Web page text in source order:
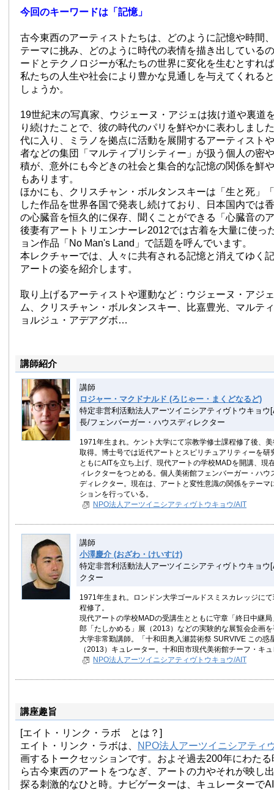
今回のキーワードは「記憶」
古今東西のアーティストたちは、どのように記憶や時間
テーマに挑み、どのように時代の表情を描き出している
ードとテクノロジーが私たちの世界に変化を生むとすれ
私たちの人生や社会により豊かな見通しを与えてくれる
しょうか。
19世紀末の写真家、ウジェーヌ・アジェは抜け道や裏道
り続けたことで、彼の時代のパリを鮮やかに表わしまし
代に入り、ミラノを拠点に活動を展開するアーティスト
者などの集団「マルティプリシティー」が扱う個人の密
積が、意外にも今どきの社会と集合的な記憶の関係を鮮
もあります。
ほかにも、クリスチャン・ボルタンスキーは「生と死」
した作品を世界各国で発表し続けており、日本国内では
の心臓音を恒久的に保存、聞くことができる「心臓音の
後妻有アートトリエンナーレ2012では古着を大量に使っ
ョン作品「No Man's Land」で話題を呼んでいます。
本レクチャーでは、人々に共有される記憶と消えてゆく
アートの姿を紹介します。
取り上げるアーティストや運動など：ウジェーヌ・アジ
ム、クリスチャン・ボルタンスキー、比嘉豊光、マルテ
ョルジュ・アデアグボ…
講師紹介
講師
ロジャー・マクドナルド (ろじゃー・まくどなるど)
特定非営利活動法人アーツイニシアティヴトウキョ
長/フェンバーガー・ハウスディレクター
1971年生まれ。ケント大学にて宗教学修士課程修了後、
取得。博士号では近代アートとスピリチュアリティーを研
ともにAITを立ち上げ、現代アートの学校MADを開講、現
ィレクターをつとめる。個人美術館フェンバーガー・ハウ
ディレクター。現在は、アートと変性意識の関係をテーマ
ションを行っている。
NPO法人アーツイニシアティヴトウキョウ/AIT
講師
小澤慶介 (おざわ・けいすけ)
特定非営利活動法人アーツイニシアティヴトウキョ
クター
1971年生まれ。ロンドン大学ゴールドスミスカレッジに
程修了。
現代アートの学校MADの受講生とともに守章「終日中継
郎「たしかめる」展（2013）などの実験的な展覧会企画
大学非常勤講師。「十和田奥入瀬芸術祭 SURVIVE この惑
（2013）キュレーター。十和田市現代美術館チーフ・キ
NPO法人アーツイニシアティヴトウキョウ/AIT
講座趣旨
[エイト・リンク・ラボ とは？]
エイト・リンク・ラボは、
NPO法人アーツイニシアティ
画するトークセッションです。およそ過去200年にわた
ら古今東西のアートをつなぎ、アートの力やそれが映し
探る刺激的なひと時。ナビゲーターは、キュレーターで